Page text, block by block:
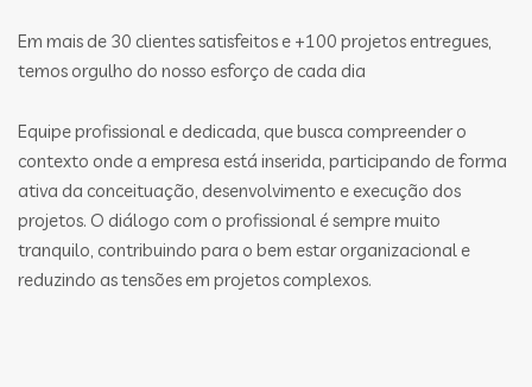
Em mais de 30 clientes satisfeitos e +100 projetos entregues,
temos orgulho do nosso esforço de cada dia
Equipe profissional e dedicada, que busca compreender o
contexto onde a empresa está inserida, participando de forma
ativa da conceituação, desenvolvimento e execução dos
projetos. O diálogo com o profissional é sempre muito
tranquilo, contribuindo para o bem estar organizacional e
reduzindo as tensões em projetos complexos.